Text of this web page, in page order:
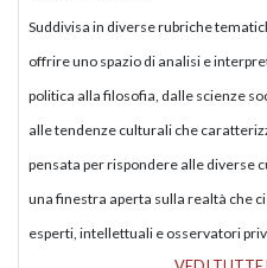
Suddivisa in diverse rubriche
offrire uno spazio di analisi e
politica alla filosofia, dalle scienze
alle tendenze culturali che
pensata per rispondere alle diverse
una finestra aperta sulla realtà che
esperti, intellettuali e osservatori